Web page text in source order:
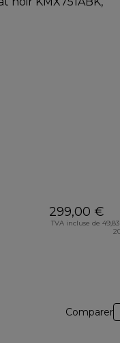
299,00 €
TVA incluse de
Comparer